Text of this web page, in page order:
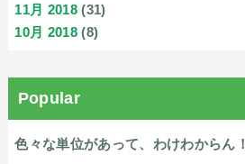
11月 2018 (31)
10月 2018 (8)
Popular
色々な単位があって、わけわからん！